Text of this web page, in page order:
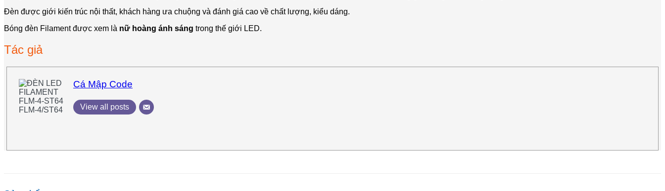
Đèn được giới kiến trúc nội thất, khách hàng ưa chuộng và đánh giá cao về chất lượng, kiểu dáng.
Bóng đèn Filament được xem là nữ hoàng ánh sáng trong thế giới LED.
Tác giả
Cá Mập Code
View all posts